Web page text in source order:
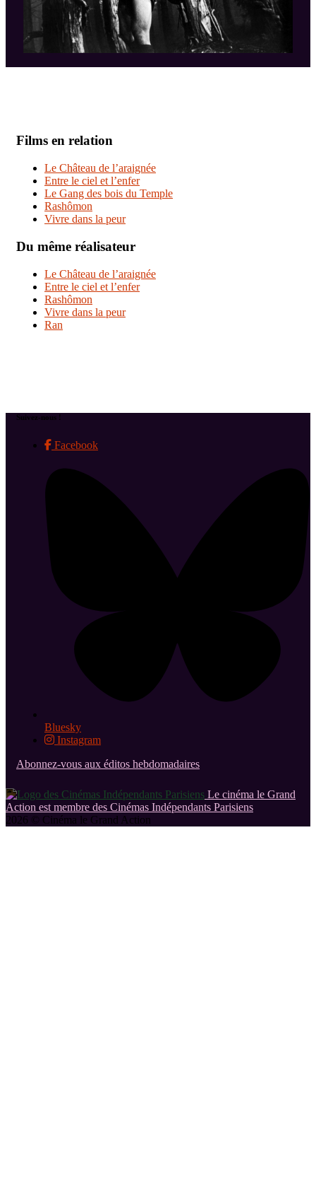
Films en relation
Le Château de l’araignée
Entre le ciel et l’enfer
Le Gang des bois du Temple
Rashômon
Vivre dans la peur
Du même réalisateur
Le Château de l’araignée
Entre le ciel et l’enfer
Rashômon
Vivre dans la peur
Ran
Suivez-nous !
Facebook
Bluesky
Instagram
Abonnez-vous aux éditos hebdomadaires
Le cinéma le Grand
Action est membre des Cinémas Indépendants Parisiens
2026 © Cinéma le Grand Action